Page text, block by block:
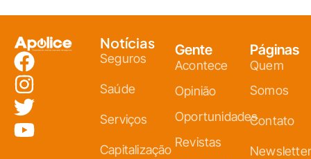
Notícias
Seguros
Saúde
Serviços
Capitalização
Gente
Acontece
Opinião
Oportunidades
Revistas
Páginas
Quem
Somos
Contato
Newsletter